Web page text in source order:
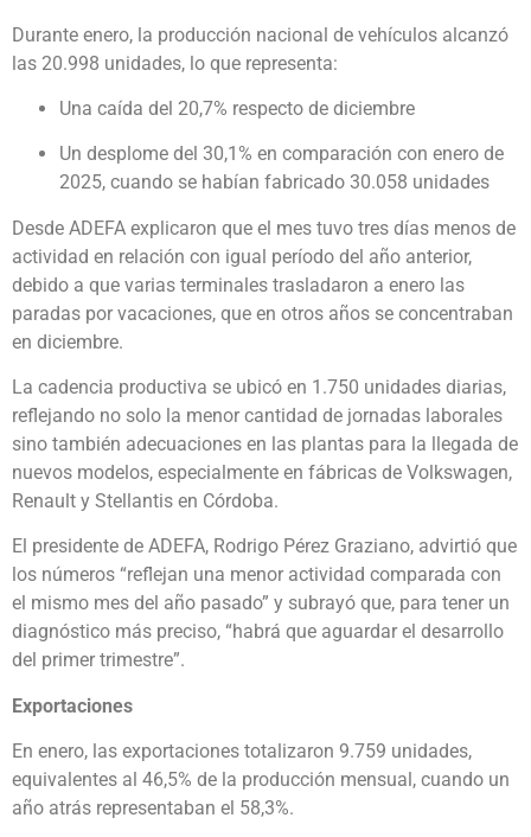
Durante enero, la producción nacional de vehículos alcanzó
las 20.998 unidades, lo que representa:
Una caída del 20,7% respecto de diciembre
Un desplome del 30,1% en comparación con enero de
2025, cuando se habían fabricado 30.058 unidades
Desde ADEFA explicaron que el mes tuvo tres días menos de
actividad en relación con igual período del año anterior,
debido a que varias terminales trasladaron a enero las
paradas por vacaciones, que en otros años se concentraban
en diciembre.
La cadencia productiva se ubicó en 1.750 unidades diarias,
reflejando no solo la menor cantidad de jornadas laborales
sino también adecuaciones en las plantas para la llegada de
nuevos modelos, especialmente en fábricas de Volkswagen,
Renault y Stellantis en Córdoba.
El presidente de ADEFA, Rodrigo Pérez Graziano, advirtió que
los números “reflejan una menor actividad comparada con
el mismo mes del año pasado” y subrayó que, para tener un
diagnóstico más preciso, “habrá que aguardar el desarrollo
del primer trimestre”.
Exportaciones
En enero, las exportaciones totalizaron 9.759 unidades,
equivalentes al 46,5% de la producción mensual, cuando un
año atrás representaban el 58,3%.